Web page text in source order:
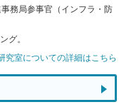
務局参事官（インフラ・防
グ。
究室についての詳細はこちら